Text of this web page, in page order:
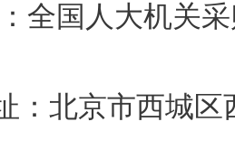
全国人大机关
北京市西城区